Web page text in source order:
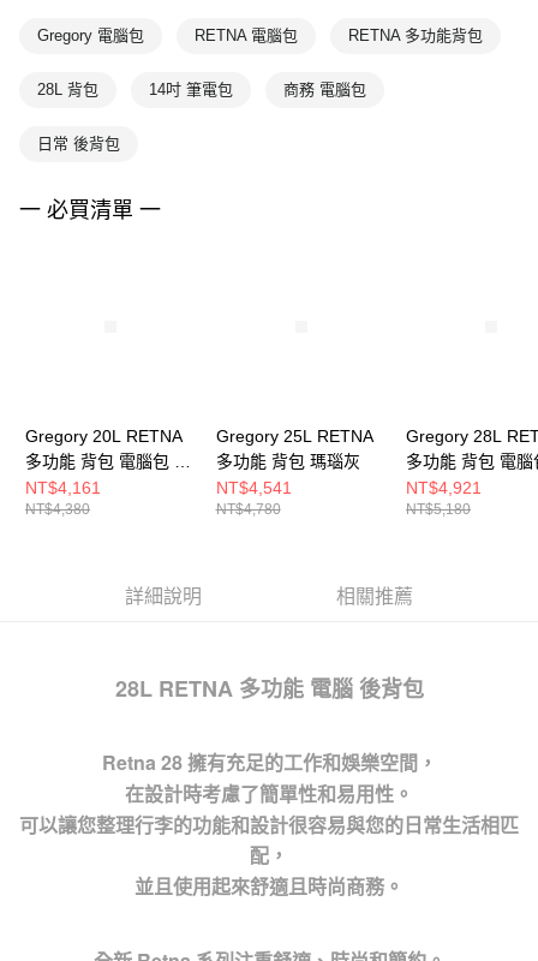
Gregory 電腦包 RETNA 電腦包 RETNA 多功能背包
28L 背包 14吋 筆電包 商務 電腦包
日常 後背包
一 必買清單 一
Gregory 20L RETNA
多功能 背包 電腦包 瑪
瑙灰
NT$4,161
NT$4,380
Gregory 25L RETNA
多功能 背包 瑪瑙灰
NT$4,541
NT$4,780
Gregory 28L
多功能 背包 電腦
景棕
NT$4,921
NT$5,180
詳細說明 相關推薦
28L RETNA 多功能 電腦 後背包
Retna 28 擁有充足的工作和娛樂空間，
在設計時考慮了簡單性和易用性。
可以讓您整理行李的功能和設計很容易與您的日常生活相匹
配，
並且使用起來舒適且時尚商務。